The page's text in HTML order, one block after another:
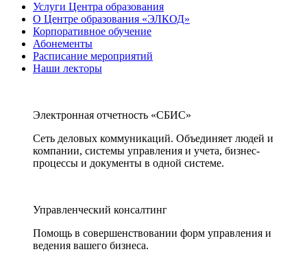
Услуги Центра образования
О Центре образования «ЭЛКОД»
Корпоративное обучение
Абонементы
Расписание мероприятий
Наши лекторы
Электронная отчетность «СБИС»
Сеть деловых коммуникаций. Объединяет людей и
компании, системы управления и учета, бизнес-
процессы и документы в одной системе.
Управленческий консалтинг
Помощь в совершенствовании форм управления и
ведения вашего бизнеса.